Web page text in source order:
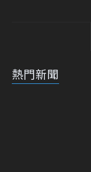
熱門新聞